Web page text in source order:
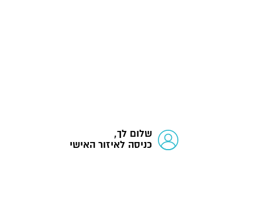
שלום לך,
כניסה לאיזור האישי